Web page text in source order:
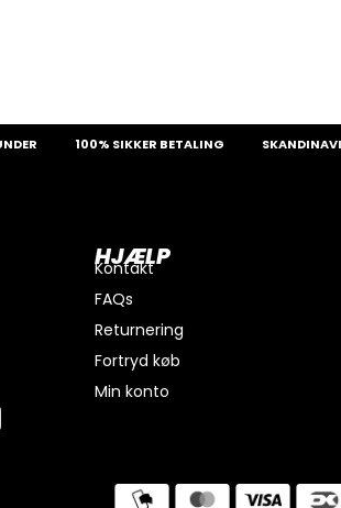
100% SIKKER BETALING SKANDINAVIENS
HJÆLP
Kontakt
FAQs
Returnering
Fortryd køb
Min konto